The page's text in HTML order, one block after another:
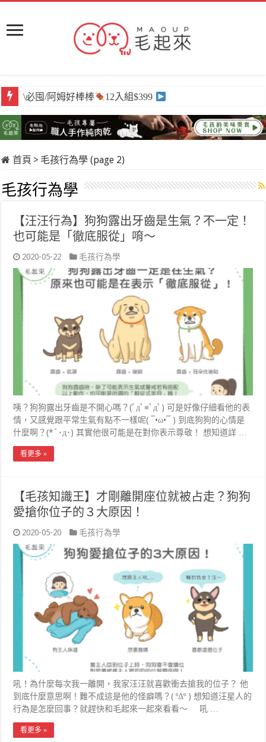
\必囤/阿姆好棒棒 12入組$399
首頁 > 毛孩行為學 (page 2)
毛孩行為學
【汪汪行為】狗狗露出牙齒是生氣？不一定！
也可能是「徹底服從」唷～
2020-05-22 毛孩行為學
咦？狗狗露出牙齒是不開心嗎？(ﾟдﾟ≡ﾟдﾟ) 可是好像仔細看他的表
情，又感覺跟平常生氣有點不一樣呢( ¯•ω•¯ ) 到底狗狗的心情是
什麼啊？(*´･д･) 其實他很可能是在對你表示尊敬！ 想知道詳 …
看更多 »
【毛孩知識王】才剛離開座位就被占走？狗狗
愛搶你位子的３大原因！
2020-05-20 毛孩行為學
吼！為什麼每次我一離開，我家汪汪就喜歡衝去搶我的位子？ 他
到底什麼意思啊！難不成這是他的怪癖嗎？( ºΔº ) 想知道汪星人的
行為是怎麼回事？就趕快和毛起來一起來看看～ 吼 …
看更多 »